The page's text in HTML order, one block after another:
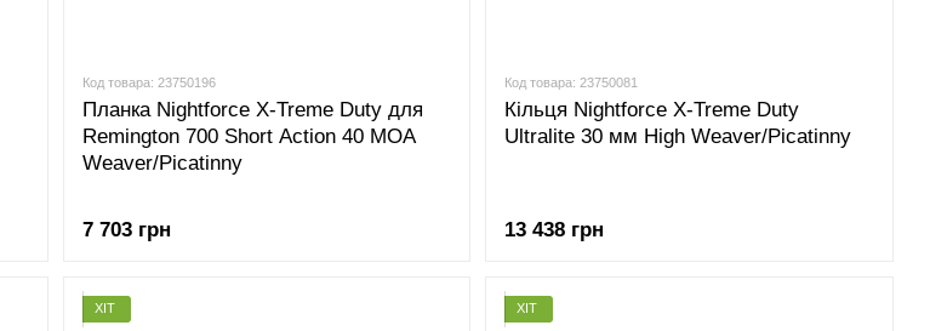
Код товара: 23750196
Планка Nightforce X-Treme Duty для
Remington 700 Short Action 40 MOA
Weaver/Picatinny
7 703 грн
Код товара: 23750081
Кільця Nightforce X-Treme Duty
Ultralite 30 мм High Weaver/Picatinny
13 438 грн
ХІТ ХІТ